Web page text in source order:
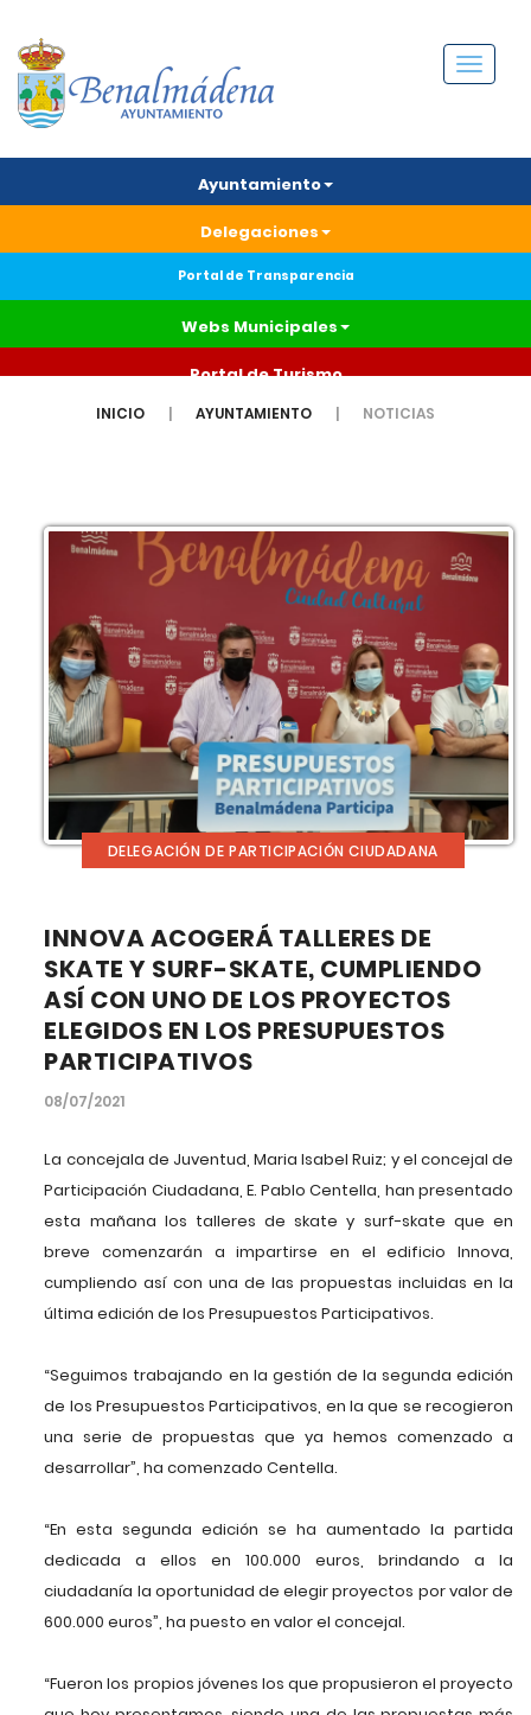
Menú
Ayuntamiento
Delegaciones
Portal de Transparencia
Webs Municipales
Portal de Turismo
INICIO AYUNTAMIENTO NOTICIAS
DELEGACIÓN DE PARTICIPACIÓN CIUDADANA
INNOVA ACOGERÁ TALLERES DE
SKATE Y SURF-SKATE, CUMPLIENDO
ASÍ CON UNO DE LOS PROYECTOS
ELEGIDOS EN LOS PRESUPUESTOS
PARTICIPATIVOS
08/07/2021
La concejala de Juventud, Maria Isabel Ruiz; y el concejal de
Participación Ciudadana, E. Pablo Centella, han presentado
esta mañana los talleres de skate y surf-skate que en
breve comenzarán a impartirse en el edificio Innova,
cumpliendo así con una de las propuestas incluidas en la
última edición de los Presupuestos Participativos.
“Seguimos trabajando en la gestión de la segunda edición
de los Presupuestos Participativos, en la que se recogieron
una serie de propuestas que ya hemos comenzado a
desarrollar”, ha comenzado Centella.
“En esta segunda edición se ha aumentado la partida
dedicada a ellos en 100.000 euros, brindando a la
ciudadanía la oportunidad de elegir proyectos por valor de
600.000 euros”, ha puesto en valor el concejal.
“Fueron los propios jóvenes los que propusieron el proyecto